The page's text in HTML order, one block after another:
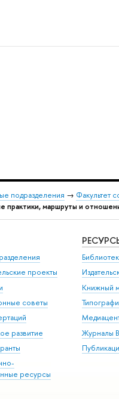
подразделения → Факультет
маршруты и
проекты
советы
развитие
ресурсы
Книжный
Журналы